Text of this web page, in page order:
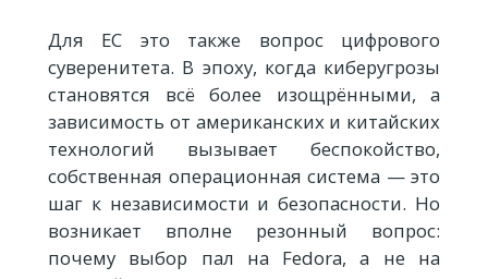
Для ЕС это также вопрос цифрового
суверенитета. В эпоху, когда киберугрозы
становятся всё более изощрёнными, а
зависимость от американских и китайских
технологий вызывает беспокойство,
собственная операционная система — это
шаг к независимости и безопасности. Но
возникает вполне резонный вопрос:
почему выбор пал на Fedora, а не на